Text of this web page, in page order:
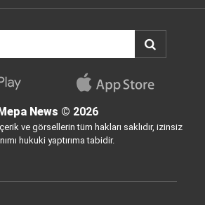
News © 2026
ve görsellerin tüm hakları saklıdır, izinsiz
hukuki yaptırıma tabidir.